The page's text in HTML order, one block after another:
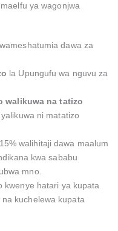
ya wagonjwa
dawa za
la Upungufu wa nguvu za
walikuwa na tatizo
ni matatizo
walihitaji dawa maalum
kwa sababu
mno.
kwenye hatari ya kupata
kuchelewa kupata